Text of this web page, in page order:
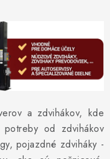
a zdvihákov, kde
od zdvihákov
pojazdné zdviháky -